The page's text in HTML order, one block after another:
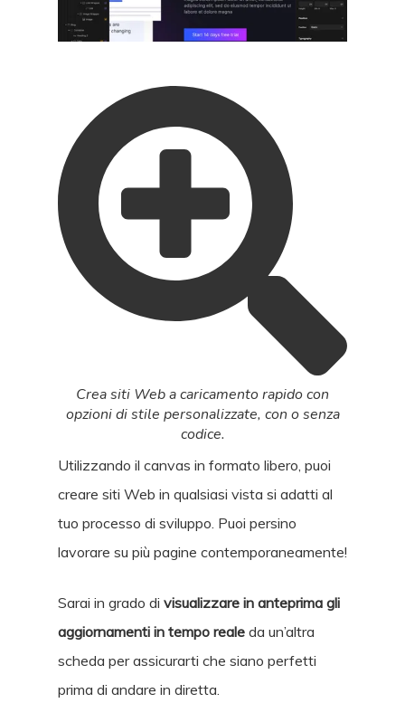
Crea siti Web a caricamento rapido con
opzioni di stile personalizzate, con o senza
codice.
Utilizzando il canvas in formato libero, puoi
creare siti Web in qualsiasi vista si adatti al
tuo processo di sviluppo. Puoi persino
lavorare su più pagine contemporaneamente!
Sarai in grado di visualizzare in anteprima gli
aggiornamenti in tempo reale da un’altra
scheda per assicurarti che siano perfetti
prima di andare in diretta.